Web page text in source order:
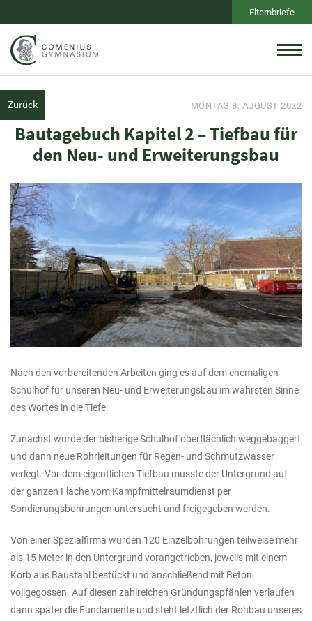
Elternbriefe
Zurück MONTAG 8. AUGUST 2022
Bautagebuch Kapitel 2 – Tiefbau für
den Neu- und Erweiterungsbau
Nach den vorbereitenden Arbeiten ging es auf dem ehemaligen
Schulhof für unseren Neu- und Erweiterungsbau im wahrsten Sinne
des Wortes in die Tiefe:
Zunächst wurde der bisherige Schulhof oberflächlich weggebaggert
und dann neue Rohrleitungen für Regen- und Schmutzwasser
verlegt. Vor dem eigentlichen Tiefbau musste der Untergrund auf
der ganzen Fläche vom Kampfmittelräumdienst per
Sondierungsbohrungen untersucht und freigegeben werden.
Von einer Spezialfirma wurden 120 Einzelbohrungen teilweise mehr
als 15 Meter in den Untergrund vorangetrieben, jeweils mit einem
Korb aus Baustahl bestückt und anschließend mit Beton
vollgegossen. Auf diesen zahlreichen Gründungspfählen verlaufen
dann später die Fundamente und steht letztlich der Rohbau unseres